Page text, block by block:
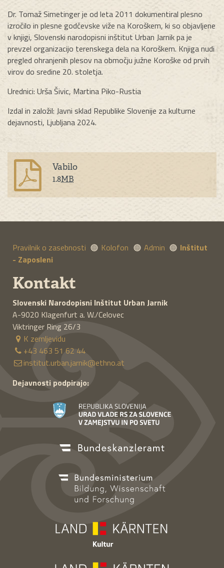
Dr. Tomaž Simetinger je od leta 2011 dokumentiral plesno
izročilo in plesne godčevske viže na Koroškem, ki so objavljene
v knjigi, Slovenski narodopisni inštitut Urban Jarnik pa je
prevzel organizacijo terenskega dela na Koroškem. Knjiga nudi
pregled ohranjenih plesov na območju južne Koroške od prvih
virov do sredine 20. stoletja.
Urednici: Urša Šivic, Martina Piko-Rustia
Izdal in založil: Javni sklad Republike Slovenije za kulturne
dejavnosti, Ljubljana 2024.
Vabilo
1.8MB
Pravilnik o zasebnosti Kolofon Admin
Inštitut
- Zaposleni
Kontakt
Slovenski Narodopisni Inštitut Urban Jarnik
A-9020 Klagenfurt a. W./Celovec
Viktringer Ring 26/3
K zemljevidu
+43 463 51 62 44
institut.urban.jarnik@ethno.at
Dejavnosti podpirajo: